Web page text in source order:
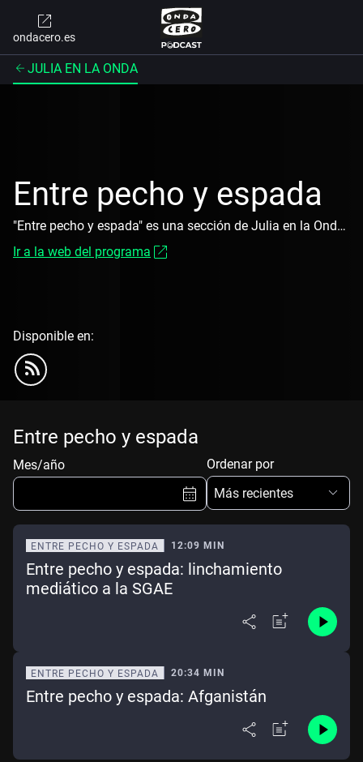
ondacero.es
JULIA EN LA ONDA
Entre pecho y espada
"Entre pecho y espada" es una sección de Julia en la Onda en la que el periodista Arcadi Espada analiza la actualidad política y mediática con un enfoque crítico y provocador
Ir a la web del programa
Disponible en:
Entre pecho y espada
Mes/año
Feb Mar Abr
Borrar Mes actual
Ordenar por
Más recientes
ENTRE PECHO Y ESPADA 12:09 MIN
Entre pecho y espada: linchamiento
mediático a la SGAE
ENTRE PECHO Y ESPADA 20:34 MIN
Entre pecho y espada: Afganistán